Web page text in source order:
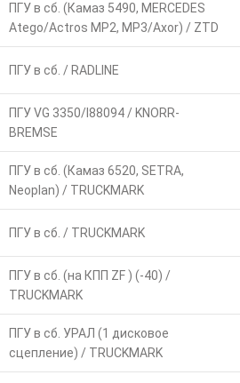
ПГУ в сб. (Камаз 5490, MERCEDES
Atego/Actros МР2, МР3/Axor) / ZTD
ПГУ в сб. / RADLINE
ПГУ VG 3350/I88094 / KNORR-
BREMSE
ПГУ в сб. (Камаз 6520, SETRA,
Neoplan) / TRUCKMARK
ПГУ в сб. / TRUCKMARK
ПГУ в сб. (на КПП ZF ) (-40) /
TRUCKMARK
ПГУ в сб. УРАЛ (1 дисковое
сцепление) / TRUCKMARK